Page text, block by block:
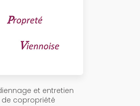
et entretien
de copropriété